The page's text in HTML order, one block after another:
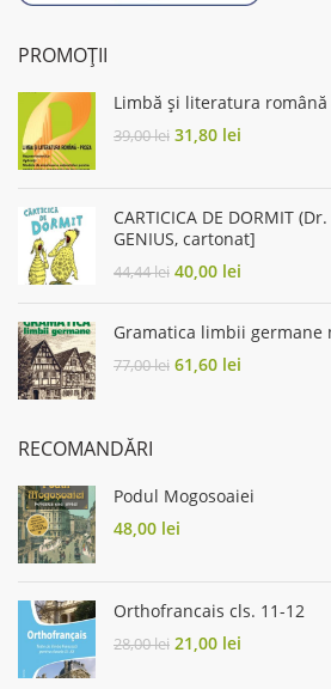
PROMOȚII
Limbă și literatura română
39,00lei Original
31,80 lei
CARTICICA DE DORMIT
GENIUS, cartonat]
44,44lei Original
44,44 lei.
40,00 lei
40,00 lei.
Gramatica limbii germane
77,00lei Original
61,60 lei
RECOMANDĂRI
Podul Mogosoaiei
48,00 lei
Orthofrancais cls. 11-12
28,00lei Original
21,00 lei